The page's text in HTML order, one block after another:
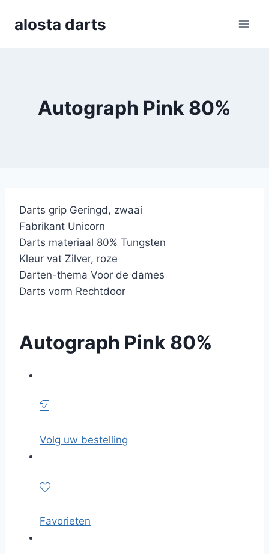
alosta darts
Autograph Pink 80%
Darts grip Geringd, zwaai
Fabrikant Unicorn
Darts materiaal 80% Tungsten
Kleur vat Zilver, roze
Darten-thema Voor de dames
Darts vorm Rechtdoor
Autograph Pink 80%
Volg uw bestelling
Favorieten